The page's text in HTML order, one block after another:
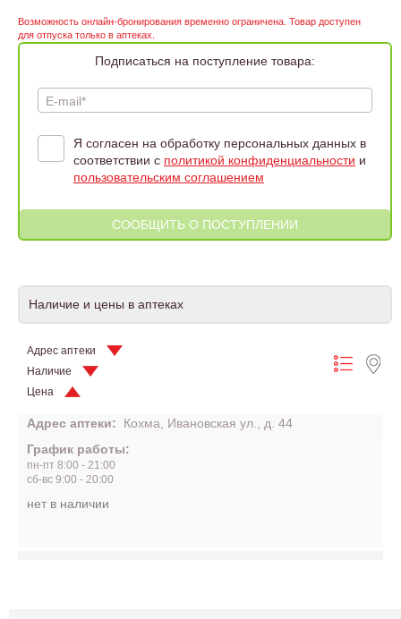
Возможность онлайн-бронирования временно ограничена. Товар доступен
для отпуска только в аптеках.
Подписаться на поступление товара:
E-mail*
Я согласен на обработку персональных данных в
соответствии с политикой конфиденциальности и
пользовательским соглашением
Наличие и цены в аптеках
Адрес аптеки
Наличие
Цена
Адрес аптеки:
Кохма, Ивановская ул., д. 44
График работы:
пн-пт 8:00 - 21:00
сб-вс 9:00 - 20:00
нет в наличии